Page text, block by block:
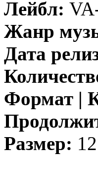
Лейбл:
Жанр
Дата
Формат |
Размер: